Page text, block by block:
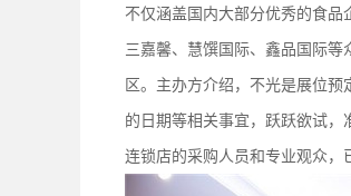
不仅涵盖国内大部分优秀的食品
三嘉馨、慧馔国际、鑫品国际
区。主办方介绍，不光是展位
的日期等相关事宜，跃跃欲试，
连锁店的采购人员和专业观众，